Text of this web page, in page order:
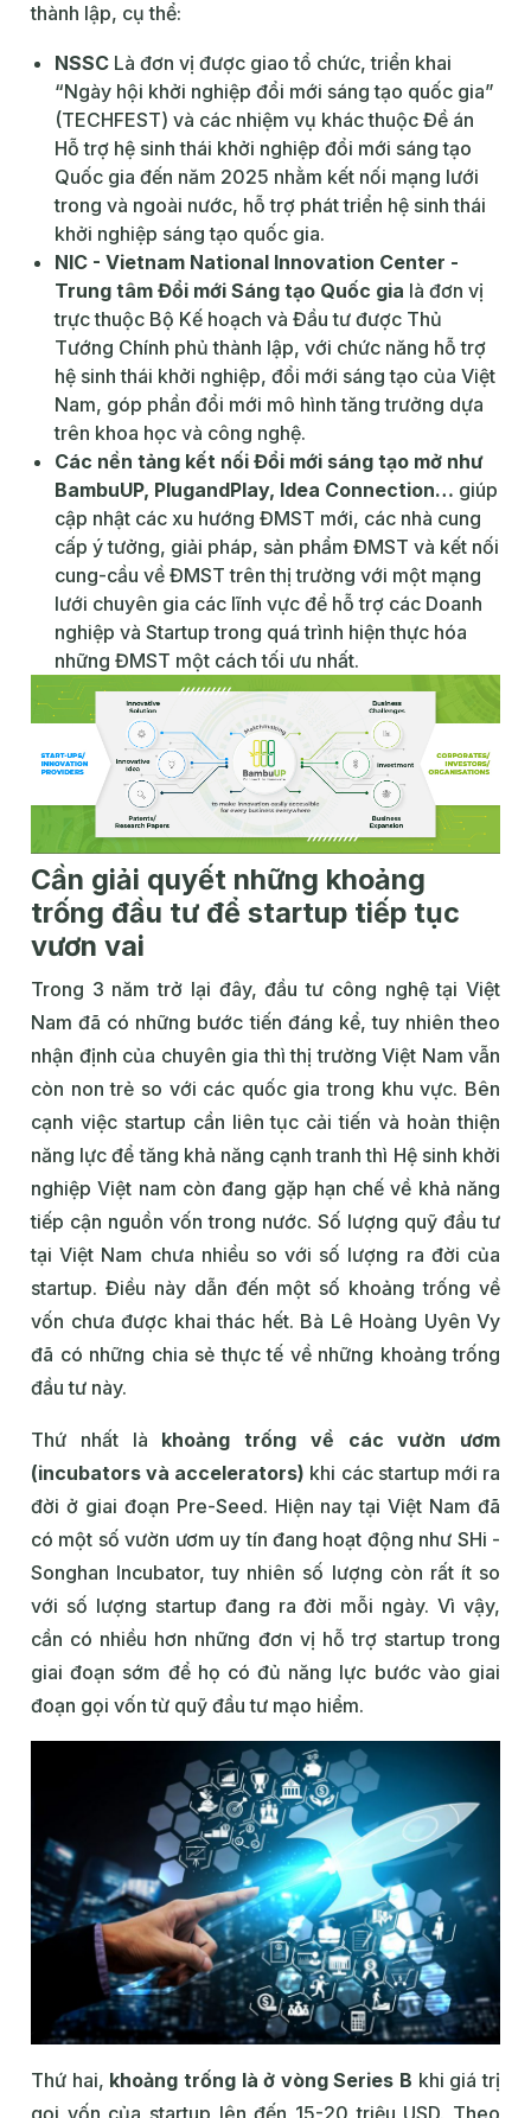
thành lập, cụ thể:
NSSC Là đơn vị được giao tổ chức, triển khai
“Ngày hội khởi nghiệp đổi mới sáng tạo quốc gia”
(TECHFEST) và các nhiệm vụ khác thuộc Đề án
Hỗ trợ hệ sinh thái khởi nghiệp đổi mới sáng tạo
Quốc gia đến năm 2025 nhằm kết nối mạng lưới
trong và ngoài nước, hỗ trợ phát triển hệ sinh thái
khởi nghiệp sáng tạo quốc gia.
NIC - Vietnam National Innovation Center -
Trung tâm Đổi mới Sáng tạo Quốc gia là đơn vị
trực thuộc Bộ Kế hoạch và Đầu tư được Thủ
Tướng Chính phủ thành lập, với chức năng hỗ trợ
hệ sinh thái khởi nghiệp, đổi mới sáng tạo của Việt
Nam, góp phần đổi mới mô hình tăng trưởng dựa
trên khoa học và công nghệ.
Các nền tảng kết nối Đổi mới sáng tạo mở như
BambuUP, PlugandPlay, Idea Connection… giúp
cập nhật các xu hướng ĐMST mới, các nhà cung
cấp ý tưởng, giải pháp, sản phẩm ĐMST và kết nối
cung-cầu về ĐMST trên thị trường với một mạng
lưới chuyên gia các lĩnh vực để hỗ trợ các Doanh
nghiệp và Startup trong quá trình hiện thực hóa
những ĐMST một cách tối ưu nhất.
Cần giải quyết những khoảng
trống đầu tư để startup tiếp tục
vươn vai
Trong 3 năm trở lại đây, đầu tư công nghệ tại Việt
Nam đã có những bước tiến đáng kể, tuy nhiên theo
nhận định của chuyên gia thì thị trường Việt Nam vẫn
còn non trẻ so với các quốc gia trong khu vực. Bên
cạnh việc startup cần liên tục cải tiến và hoàn thiện
năng lực để tăng khả năng cạnh tranh thì Hệ sinh khởi
nghiệp Việt nam còn đang gặp hạn chế về khả năng
tiếp cận nguồn vốn trong nước. Số lượng quỹ đầu tư
tại Việt Nam chưa nhiều so với số lượng ra đời của
startup. Điều này dẫn đến một số khoảng trống về
vốn chưa được khai thác hết. Bà Lê Hoàng Uyên Vy
đã có những chia sẻ thực tế về những khoảng trống
đầu tư này.
Thứ nhất là khoảng trống về các vườn ươm
(incubators và accelerators) khi các startup mới ra
đời ở giai đoạn Pre-Seed. Hiện nay tại Việt Nam đã
có một số vườn ươm uy tín đang hoạt động như SHi -
Songhan Incubator, tuy nhiên số lượng còn rất ít so
với số lượng startup đang ra đời mỗi ngày. Vì vậy,
cần có nhiều hơn những đơn vị hỗ trợ startup trong
giai đoạn sớm để họ có đủ năng lực bước vào giai
đoạn gọi vốn từ quỹ đầu tư mạo hiểm.
Thứ hai, khoảng trống là ở vòng Series B khi giá trị
gọi vốn của startup lên đến 15-20 triệu USD. Theo